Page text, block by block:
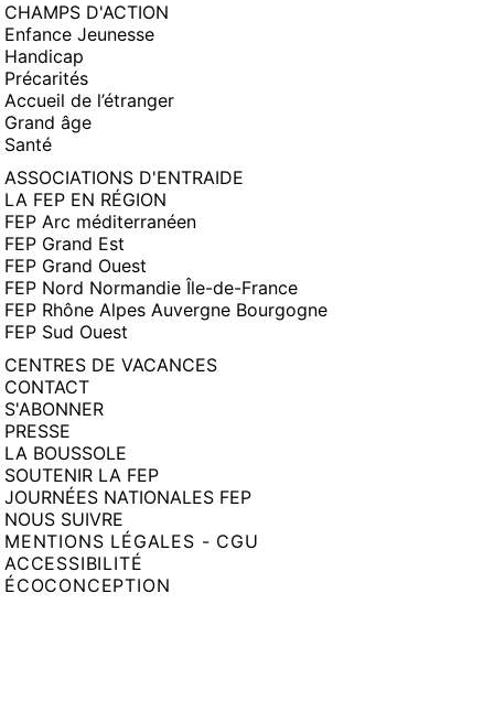
CHAMPS D'ACTION
Enfance Jeunesse
Handicap
Précarités
Accueil de l’étranger
Grand âge
Santé
ASSOCIATIONS D'ENTRAIDE
LA FEP EN RÉGION
FEP Arc méditerranéen
FEP Grand Est
FEP Grand Ouest
FEP Nord Normandie Île-de-France
FEP Rhône Alpes Auvergne Bourgogne
FEP Sud Ouest
CENTRES DE VACANCES
CONTACT
S'ABONNER
PRESSE
LA BOUSSOLE
SOUTENIR LA FEP
JOURNÉES NATIONALES FEP
NOUS SUIVRE
MENTIONS LÉGALES - CGU
ACCESSIBILITÉ
ÉCOCONCEPTION